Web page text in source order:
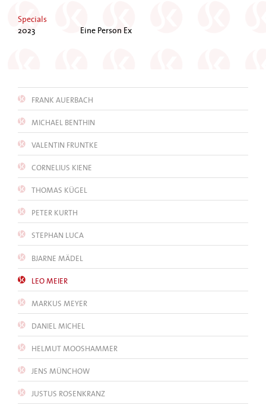
Specials
2023 Eine Person Ex
FRANK AUERBACH
MICHAEL BENTHIN
VALENTIN FRUNTKE
CORNELIUS KIENE
THOMAS KÜGEL
PETER KURTH
STEPHAN LUCA
BJARNE MÄDEL
LEO MEIER
MARKUS MEYER
DANIEL MICHEL
HELMUT MOOSHAMMER
JENS MÜNCHOW
JUSTUS ROSENKRANZ